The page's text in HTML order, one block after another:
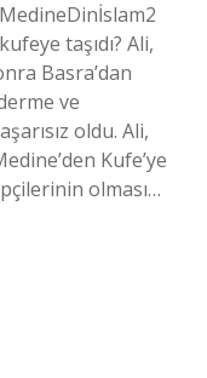
taşıdı? Ali,
Basra’dan
ve
oldu. Ali,
Kufe’ye
olması…